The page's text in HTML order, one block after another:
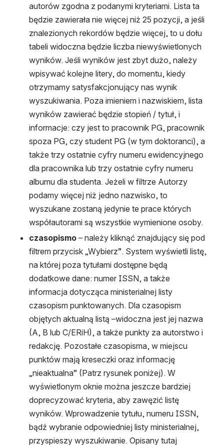
autorów zgodna z podanymi kryteriami. Lista ta
będzie zawierała nie więcej niż 25 pozycji, a jeśli
znalezionych rekordów będzie więcej, to u dołu
tabeli widoczna będzie liczba niewyświetlonych
wyników. Jeśli wyników jest zbyt dużo, należy
wpisywać kolejne litery, do momentu, kiedy
otrzymamy satysfakcjonujący nas wynik
wyszukiwania. Poza imieniem i nazwiskiem, lista
wyników zawierać będzie stopień / tytuł, i
informacje: czy jest to pracownik PG, pracownik
spoza PG, czy student PG (w tym doktoranci), a
także trzy ostatnie cyfry numeru ewidencyjnego
dla pracownika lub trzy ostatnie cyfry numeru
albumu dla studenta. Jeżeli w filtrze Autorzy
podamy więcej niż jedno nazwisko, to
wyszukane zostaną jedynie te prace których
współautorami są wszystkie wymienione osoby.
czasopismo – należy kliknąć znajdujący się pod
filtrem przycisk „Wybierz”. System wyświetli listę,
na której poza tytułami dostępne będą
dodatkowe dane: numer ISSN, a także
informacja dotycząca ministerialnej listy
czasopism punktowanych. Dla czasopism
objętych aktualną listą –widoczna jest jej nazwa
(A, B lub C/ERiH), a także punkty za autorstwo i
redakcję. Pozostałe czasopisma, w miejscu
punktów mają kreseczki oraz informację
„nieaktualna” (Patrz rysunek poniżej). W
wyświetlonym oknie można jeszcze bardziej
doprecyzować kryteria, aby zawęzić listę
wyników. Wprowadzenie tytułu, numeru ISSN,
bądź wybranie odpowiedniej listy ministerialnej,
przyspieszy wyszukiwanie. Opisany tutaj